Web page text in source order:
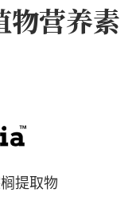
物营养素
提取物